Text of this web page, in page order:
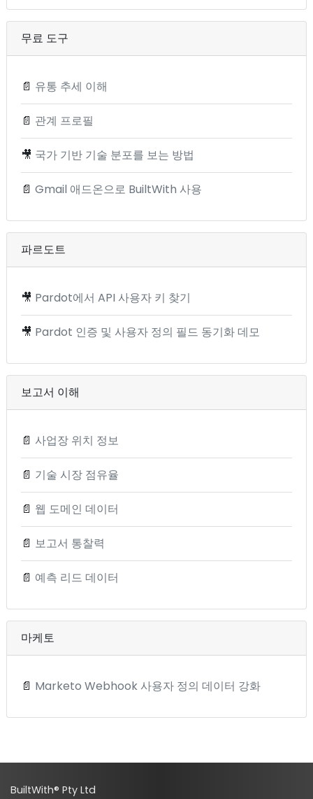
무료 도구
📄 유통 추세 이해
📄 관계 프로필
🎥 국가 기반 기술 분포를 보는 방법
📄 Gmail 애드온으로 BuiltWith 사용
파르도트
🎥 Pardot에서 API 사용자 키 찾기
🎥 Pardot 인증 및 사용자 정의 필드 동기화 데모
보고서 이해
📄 사업장 위치 정보
📄 기술 시장 점유율
📄 웹 도메인 데이터
📄 보고서 통찰력
📄 예측 리드 데이터
마케토
📄 Marketo Webhook 사용자 정의 데이터 강화
BuiltWith® Pty Ltd